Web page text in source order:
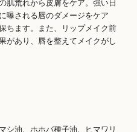
肌荒れから皮膚をケア。強い日
曝される唇のダメージをケア
ちます。また、リップメイク前
があり、唇を整えてメイクがし
シ油、ホホバ種子油、ヒマワリ